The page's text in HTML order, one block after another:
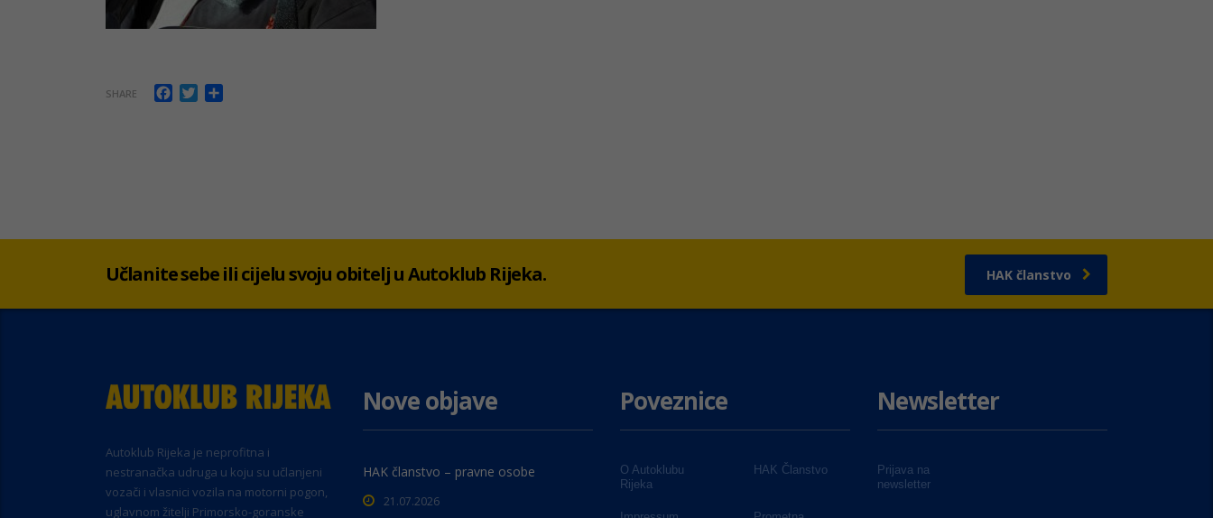
SHARE Facebook
Twitter
Učlanite sebe ili cijelu svoju obitelj u Autoklub Rijeka. HAK članstvo
Autoklub Rijeka je neprofitna i
nestranačka udruga u koju su učlanjeni
vozači i vlasnici vozila na motorni pogon,
uglavnom žitelji Primorsko-goranske
Nove objave
HAK članstvo – pravne osobe
21.07.2026
Poveznice
O Autoklubu
Rijeka
HAK Članstvo
Newsletter
Prijava na
newsletter